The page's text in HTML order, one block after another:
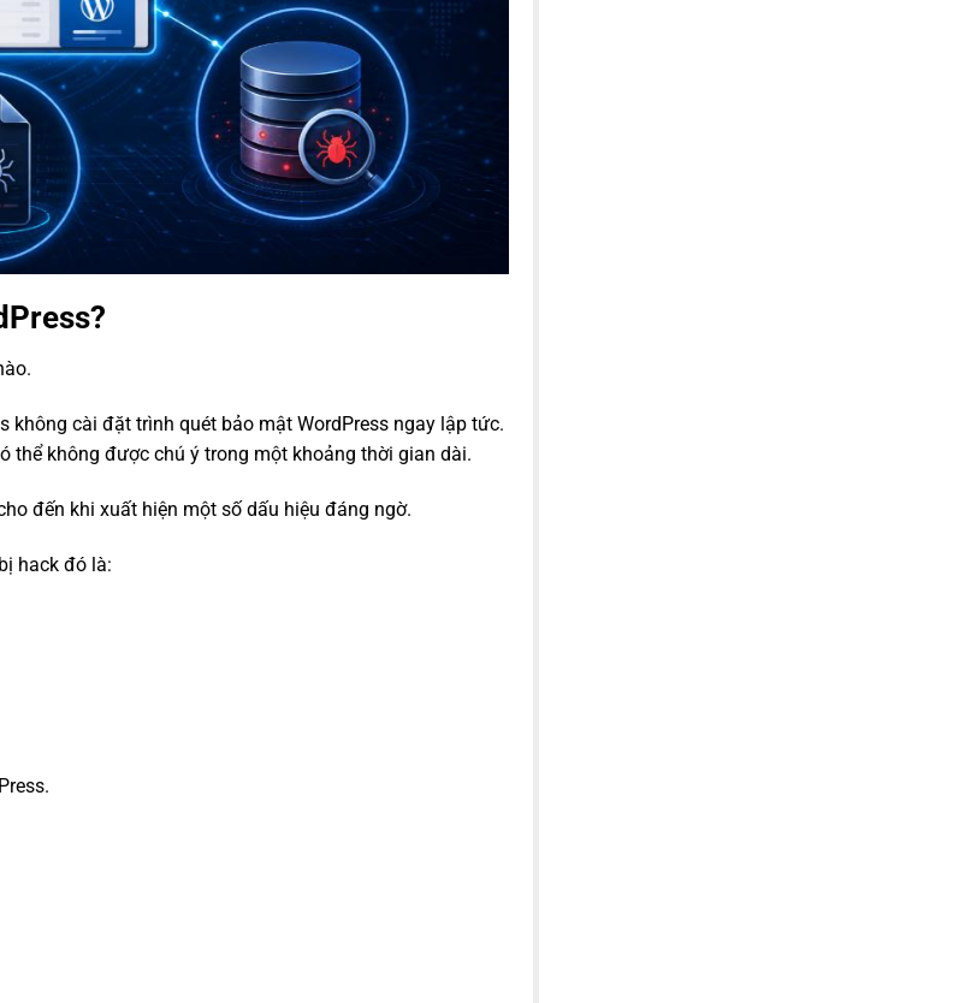
cài đặt trình quét bảo mật WordPress ngay lập tức.
thể không được chú ý trong một khoảng thời gian dài.
đến khi xuất hiện một số dấu hiệu đáng ngờ.
hack đó là: